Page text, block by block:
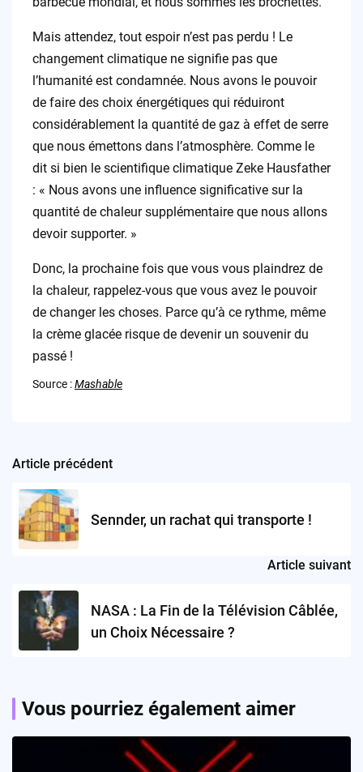
Mais attendez, tout espoir n’est pas perdu ! Le
changement climatique ne signifie pas que
l’humanité est condamnée. Nous avons le pouvoir
de faire des choix énergétiques qui réduiront
considérablement la quantité de gaz à effet de serre
que nous émettons dans l’atmosphère. Comme le
dit si bien le scientifique climatique Zeke Hausfather
: « Nous avons une influence significative sur la
quantité de chaleur supplémentaire que nous allons
devoir supporter. »
Donc, la prochaine fois que vous vous plaindrez de
la chaleur, rappelez-vous que vous avez le pouvoir
de changer les choses. Parce qu’à ce rythme, même
la crème glacée risque de devenir un souvenir du
passé !
Source :Mashable
Post
navigation
Article précédent
Sennder, un rachat qui transporte !
Article suivant
NASA : La Fin de la Télévision Câblée,
un Choix Nécessaire ?
Vous pourriez également aimer